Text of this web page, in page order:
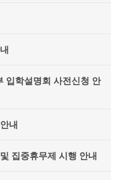
입학설명회 사전신청 안
내
집중휴무제 시행 안내